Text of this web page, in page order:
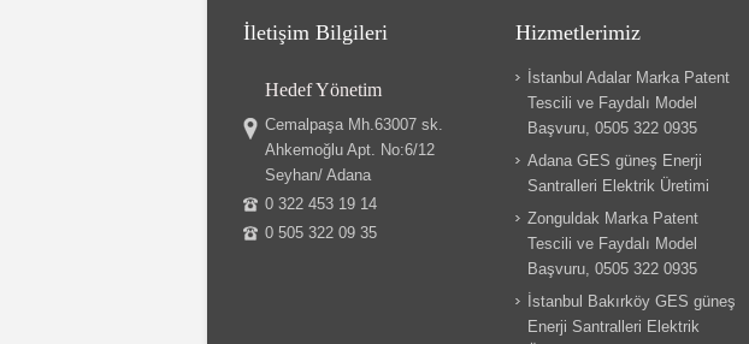
İletişim Bilgileri
Hedef Yönetim
Cemalpaşa Mh.63007 sk.
Ahkemoğlu Apt. No:6/12
Seyhan/ Adana
0 322 453 19 14
0 505 322 09 35
Hizmetlerimiz
İstanbul Adalar Marka Patent
Tescili ve Faydalı Model
Başvuru, 0505 322 0935
Adana GES güneş Enerji
Santralleri Elektrik Üretimi
Zonguldak Marka Patent
Tescili ve Faydalı Model
Başvuru, 0505 322 0935
İstanbul Bakırköy GES güneş
Enerji Santralleri Elektrik